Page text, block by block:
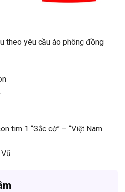
theo yêu cầu áo phông đồng
tim 1 “Sắc cờ” – “Việt Nam